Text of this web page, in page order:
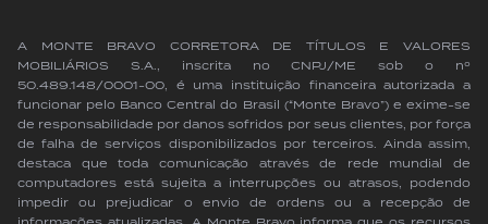
A MONTE BRAVO CORRETORA DE TÍTULOS E VALORES
MOBILIÁRIOS S.A., inscrita no CNPJ/ME sob o nº
50.489.148/0001-00, é uma instituição financeira autorizada a
funcionar pelo Banco Central do Brasil (“Monte Bravo”) e exime-se
de responsabilidade por danos sofridos por seus clientes, por força
de falha de serviços disponibilizados por terceiros. Ainda assim,
destaca que toda comunicação através de rede mundial de
computadores está sujeita a interrupções ou atrasos, podendo
impedir ou prejudicar o envio de ordens ou a recepção de